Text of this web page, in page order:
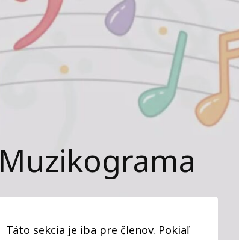
Muzikograma
Táto sekcia je iba pre členov. Pokiaľ